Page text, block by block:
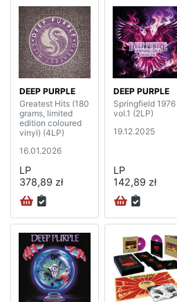
DEEP PURPLE
Greatest Hits (180
grams, limited
edition coloured
vinyl) (4LP)
16.01.2026
LP
378,89 zł
DEEP PURPLE
Springfield 1976
vol.1 (2LP)
19.12.2025
LP
142,89 zł